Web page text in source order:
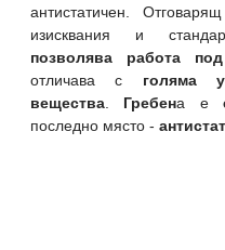
антистатичен.
изисквания и
позволява работа
отличава с голяма
вещества. Гребена е
последно място -